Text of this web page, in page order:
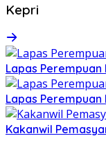
Kepri
Lapas
Lapas
Kakanwil